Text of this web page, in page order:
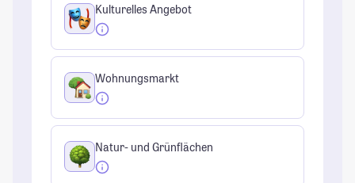
Kulturelles Angebot
Wohnungsmarkt
Natur- und Grünflächen